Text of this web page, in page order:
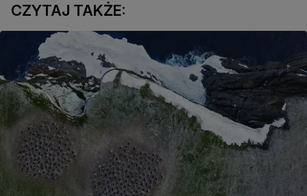
CZYTAJ TAKŻE: